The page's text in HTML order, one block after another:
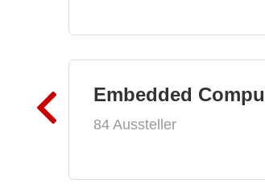
Embedded
84 Aussteller